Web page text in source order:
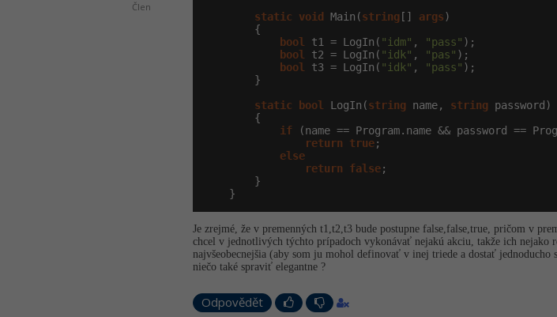
Člen
static
void Main(string [] args)
        {
bool
t1 = LogIn( "idm" , "pass" );
bool
t2 = LogIn( "idk" , "pas" );
bool
t3 = LogIn( "idk" , "pass" );
        }
static
bool LogIn(string name, string password)
        {
if (name == Program.name && password ==
return
true;
else
return
false;
        }
    }
Je zrejmé, že v premenných t1,t2,t3 bude postupne false,false,true, pričom v
chcel v jednotlivých týchto prípadoch vykonávať nejakú akciu, takže ich
najvšeobecnejšia (aby som ju mohol definovať v inej triede a dostať
niečo také spraviť elegantne ?
Odpovědět